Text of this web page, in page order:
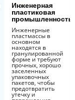
Инженерная
пластиковая
промышленность
Инженерные
пластмассы в
основном
находятся в
гранулированной
форме и требуют
прочных, хорошо
заселенных
упаковочных
пакетов, чтобы
предотвратить
утечку и